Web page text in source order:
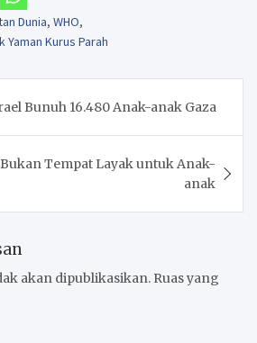
Dunia, WHO,
Yaman Kurus Parah
Bunuh 16.480 Anak-anak Gaza
Bukan Tempat Layak untuk Anak-
anak
akan dipublikasikan. Ruas yang